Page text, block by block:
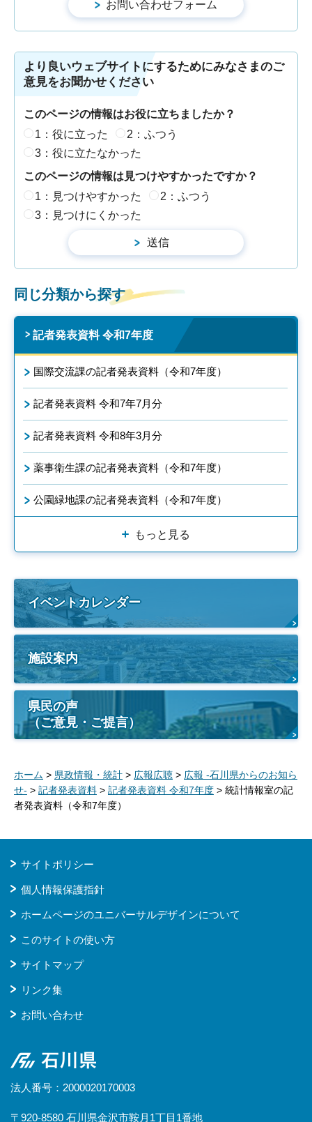
より良いウェブサイトにするためにみなさまのご
意見をお聞かせください
このページの情報はお役に立ちましたか？
1：役に立った
2：ふつう
3：役に立たなかった
このページの情報は見つけやすかったですか？
1：見つけやすかった
2：ふつう
3：見つけにくかった
同じ分類から探す
記者発表資料 令和7年度
国際交流課の記者発表資料（令和7年度）
記者発表資料 令和7年7月分
記者発表資料 令和8年3月分
薬事衛生課の記者発表資料（令和7年度）
公園緑地課の記者発表資料（令和7年度）
もっと見る
イベントカレンダー
施設案内
県民の声
（ご意見・ご提言）
ホーム > 県政情報・統計 > 広報広聴 > 広報 -石川県からのお知ら
せ- > 記者発表資料 > 記者発表資料 令和7年度 > 統計情報室の記
者発表資料（令和7年度）
サイトポリシー
個人情報保護指針
ホームページのユニバーサルデザインについて
このサイトの使い方
サイトマップ
リンク集
お問い合わせ
石川県
法人番号：2000020170003
〒920-8580 石川県金沢市鞍月1丁目1番地